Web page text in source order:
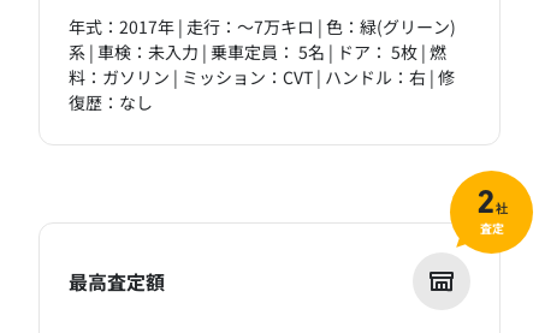
年式：2017年 | 走行：～7万キロ | 色：緑(グリーン)
系 | 車検：未入力 | 乗車定員： 5名 | ドア： 5枚 | 燃
料：ガソリン | ミッション：CVT | ハンドル：右 | 修
復歴：なし
最高査定額
2社
査定